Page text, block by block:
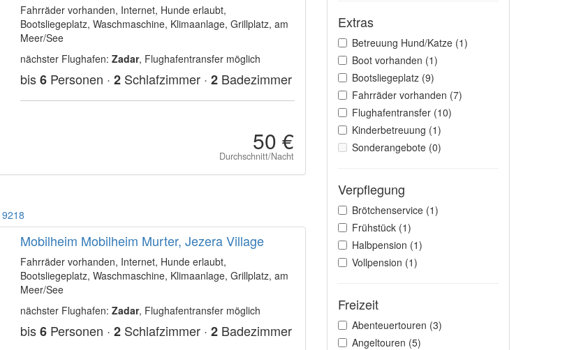
Extras
Betreuung Hund/Katze (1)
Boot vorhanden (1)
Bootsliegeplatz (9)
Fahrräder vorhanden (7)
Flughafentransfer (10)
Kinderbetreuung (1)
Sonderangebote (0)
Verpflegung
Brötchenservice (1)
Frühstück (1)
Halbpension (1)
Vollpension (1)
Freizeit
Abenteuertouren (3)
Angeltouren (5)
Fahrräder vorhanden, Internet, Hunde erlaubt,
Bootsliegeplatz, Waschmaschine, Klimaanlage, Grillplatz, am
Meer/See
nächster Flughafen: Zadar, Flughafentransfer möglich
bis6Personen · 2Schlafzimmer · 2Badezimmer
50 €
Durchschnitt/Nacht
9218
Mobilheim Mobilheim Murter, Jezera Village
Fahrräder vorhanden, Internet, Hunde erlaubt,
Bootsliegeplatz, Waschmaschine, Klimaanlage, Grillplatz, am
Meer/See
nächster Flughafen: Zadar, Flughafentransfer möglich
bis6Personen · 2Schlafzimmer · 2Badezimmer